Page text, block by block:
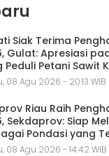
Siak Terima
Gulat: Apresiasi
Peduli Petani Sawit
08 Agu 2026 - 20:13 WIB
Riau Raih
Sekdaprov: Siap
Pondasi yang
08 Agu 2026 - 14:42 WIB